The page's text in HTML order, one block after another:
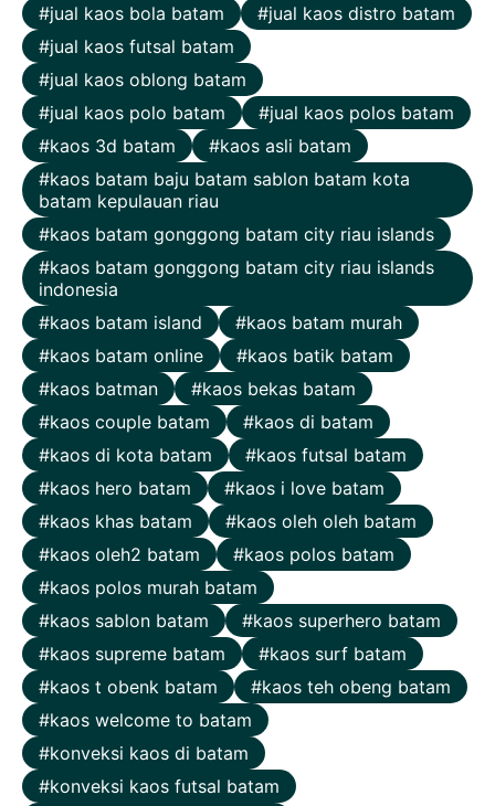
jual kaos bola batam
jual kaos distro batam
jual kaos futsal batam
jual kaos oblong batam
jual kaos polo batam
jual kaos polos batam
kaos 3d batam
kaos asli batam
kaos batam baju batam sablon batam kota
batam kepulauan riau
kaos batam gonggong batam city riau islands
kaos batam gonggong batam city riau islands
indonesia
kaos batam island
kaos batam murah
kaos batam online
kaos batik batam
kaos batman
kaos bekas batam
kaos couple batam
kaos di batam
kaos di kota batam
kaos futsal batam
kaos hero batam
kaos i love batam
kaos khas batam
kaos oleh oleh batam
kaos oleh2 batam
kaos polos batam
kaos polos murah batam
kaos sablon batam
kaos superhero batam
kaos supreme batam
kaos surf batam
kaos t obenk batam
kaos teh obeng batam
kaos welcome to batam
konveksi kaos di batam
konveksi kaos futsal batam